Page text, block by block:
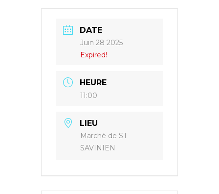
DATE
Juin 28 2025
Expired!
HEURE
11:00
LIEU
Marché de ST
SAVINIEN